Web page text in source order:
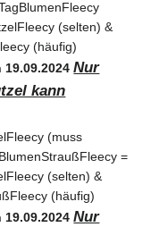
(selten) &
(häufig)
19.09.2024Nur
kann
(muss
=
(selten) &
(häufig)
19.09.2024Nur